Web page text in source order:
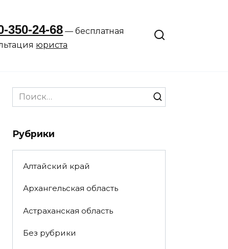
350-24-68 — бесплатная
юриста
Search
for:
Рубрики
Алтайский край
Архангельская область
Астраханская область
Без рубрики